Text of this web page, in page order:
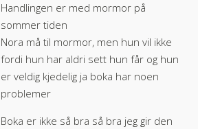
Handlingen er med mormor på
sommer tiden
Nora må til mormor, men hun vil ikke
fordi hun har aldri sett hun får og hun
er veldig kjedelig ja boka har noen
problemer
Boka er ikke så bra så bra jeg gir den